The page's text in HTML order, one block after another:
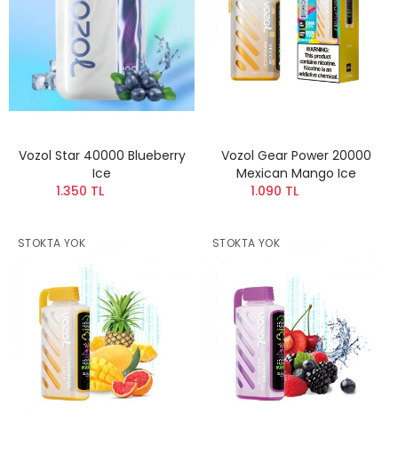
Vozol Star 40000 Blueberry
Ice
1.350 TL
Vozol Gear Power 20000
Mexican Mango Ice
1.090 TL
STOKTA YOK STOKTA YOK